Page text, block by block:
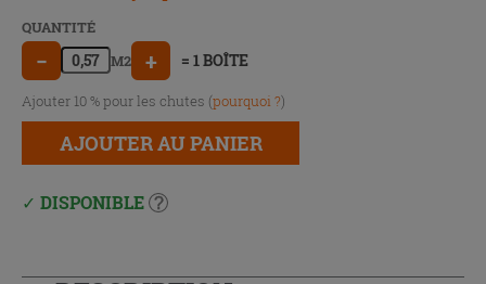
QUANTITÉ
− M2 + = 1 BOÎTE
Ajouter 10 % pour les chutes (pourquoi ?)
AJOUTER AU PANIER
DISPONIBLE